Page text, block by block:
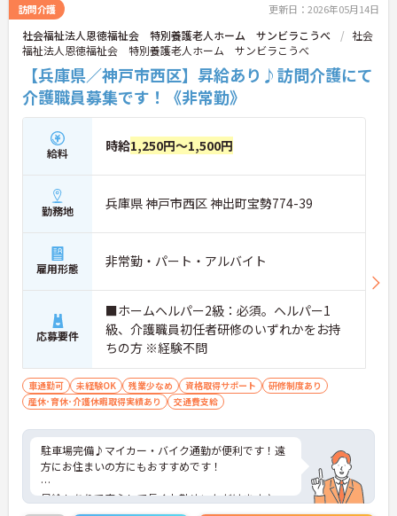
訪問介護 更新日：2026年05月14日
社会福祉法人恩徳福祉会 特別養護老人ホーム サンビラこうべ
社会
福祉法人恩徳福祉会 特別養護老人ホーム サンビラこうべ
【兵庫県／神戸市西区】昇給あり♪訪問介護にて
介護職員募集です！《非常勤》
給料 時給1,250円～1,500円
勤務地 兵庫県 神戸市西区 神出町宝勢774-39
雇用形態 非常勤・パート・アルバイト
応募要件
■ホームヘルパー2級：必須。ヘルパー1
級、介護職員初任者研修のいずれかをお持
ちの方 ※経験不問
車通勤可 未経験OK 残業少なめ 資格取得サポート
研修制度あり
産休･育休･介護休暇取得実績あり
交通費支給
駐車場完備♪マイカー・バイク通勤が便利です！遠
方にお住まいの方にもおすすめです！
昇給もありで安心して長くお勤めいただけます♪